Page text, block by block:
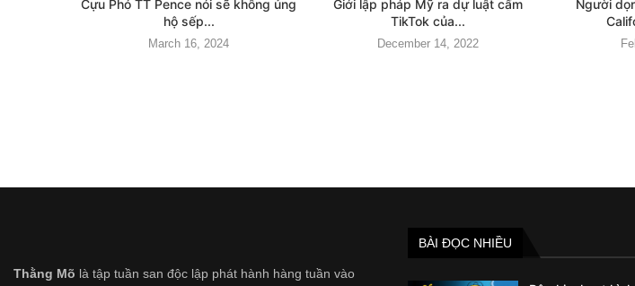
Cựu Phó TT Pence nói sẽ không ủng
hộ sếp...
March 16, 2024
Giới lập pháp Mỹ ra dự luật cấm
TikTok của...
December 14, 2022
Người
Thằng Mõ là tập tuần san độc lập phát hành hàng tuần vào
BÀI ĐỌC NHIỀU